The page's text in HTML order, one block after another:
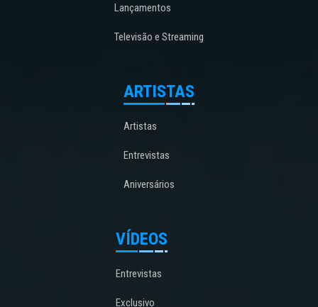
Lançamentos
Televisão e Streaming
ARTISTAS
Artistas
Entrevistas
Aniversários
VÍDEOS
Entrevistas
Exclusivo